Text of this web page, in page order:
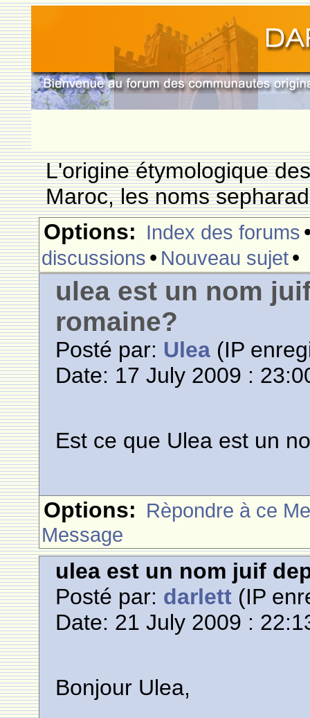
L'origine étymologique
Maroc, les noms
Options: Index des forums
discussions • Nouveau sujet•
ulea est un nom
romaine?
Posté par: Ulea (IP
Date: 17 July 2009 :
Est ce que Ulea est un
Options: Rèpondre à ce
Message
ulea est un nom juif
Posté par: darlett (IP
Date: 21 July 2009 :
Bonjour Ulea,